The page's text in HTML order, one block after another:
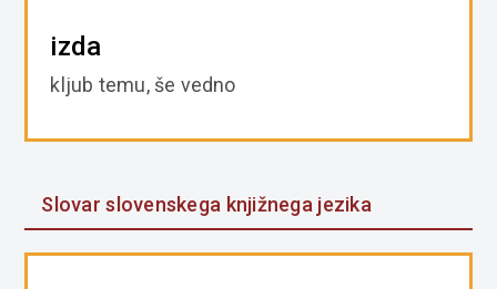
izda
kljub temu, še vedno
Slovar slovenskega knjižnega jezika